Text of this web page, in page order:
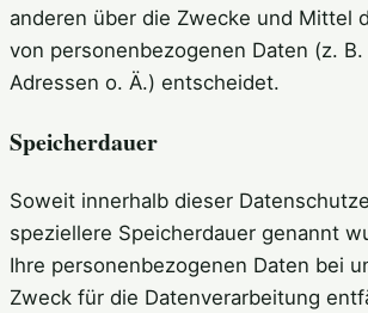
anderen über die Zwecke und Mittel
von personenbezogenen Daten (z.
Adressen o. Ä.) entscheidet.
Speicherdauer
Soweit innerhalb dieser
speziellere Speicherdauer genannt
Ihre personenbezogenen Daten bei
Zweck für die Datenverarbeitung